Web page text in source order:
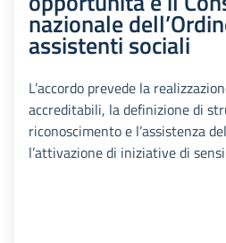
nazionale
assistenti sociali
L’accordo prevede la
accreditabili, la definizione di
riconoscimento e l’assistenza
l’attivazione di iniziative di